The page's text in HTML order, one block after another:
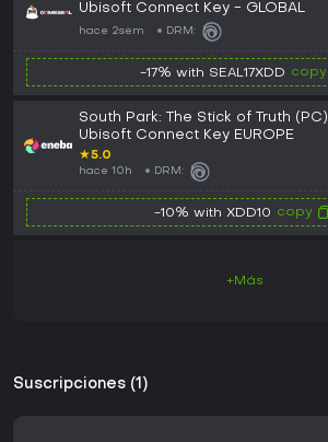
Ubisoft Connect Key - GLOBAL
hace 2sem DRM:
-17% with SEAL17XDD copy
South Park: The Stick of Truth (PC)
Ubisoft Connect Key EUROPE
★5.0
hace 10h DRM:
-10% with XDD10 copy
+Más
Suscripciones (1)